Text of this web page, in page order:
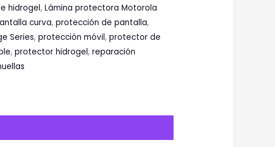
hidrogel, Lámina protectora Motorola
curva, protección de pantalla,
Series, protección móvil, protector de
, protector hidrogel, reparación